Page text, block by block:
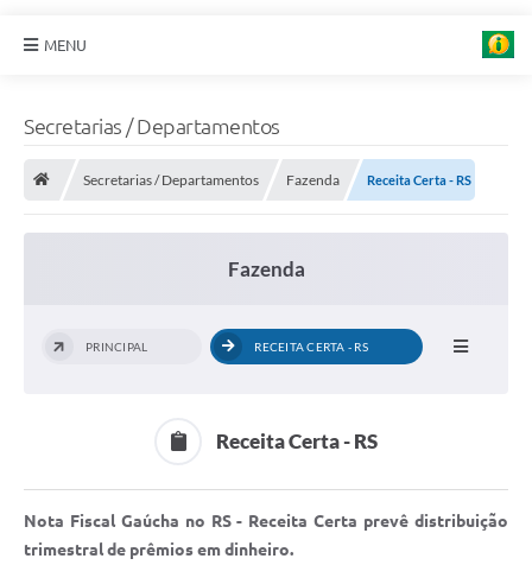
MENU
Carta de Serviços
Requerimento geral
Secretarias / Departamentos
Secretarias / Departamentos Fazenda Receita Certa - RS
Fazenda
PRINCIPAL RECEITA CERTA - RS
Receita Certa - RS
Nota Fiscal Gaúcha no RS - Receita Certa prevê distribuição
trimestral de prêmios em dinheiro.